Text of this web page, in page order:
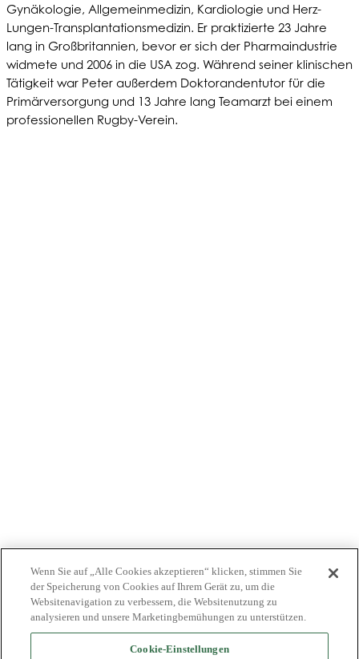
Gynäkologie, Allgemeinmedizin, Kardiologie und Herz-
Lungen-Transplantationsmedizin. Er praktizierte 23 Jahre
lang in Großbritannien, bevor er sich der Pharmaindustrie
widmete und 2006 in die USA zog. Während seiner klinischen
Tätigkeit war Peter außerdem Doktorandentutor für die
Primärversorgung und 13 Jahre lang Teamarzt bei einem
professionellen Rugby-Verein.
Wenn Sie auf „Alle Cookies akzeptieren“ klicken, stimmen Sie
der Speicherung von Cookies auf Ihrem Gerät zu, um die
Websitenavigation zu verbessern, die Websitenutzung zu
analysieren und unsere Marketingbemühungen zu unterstützen.
Cookie-Einstellungen